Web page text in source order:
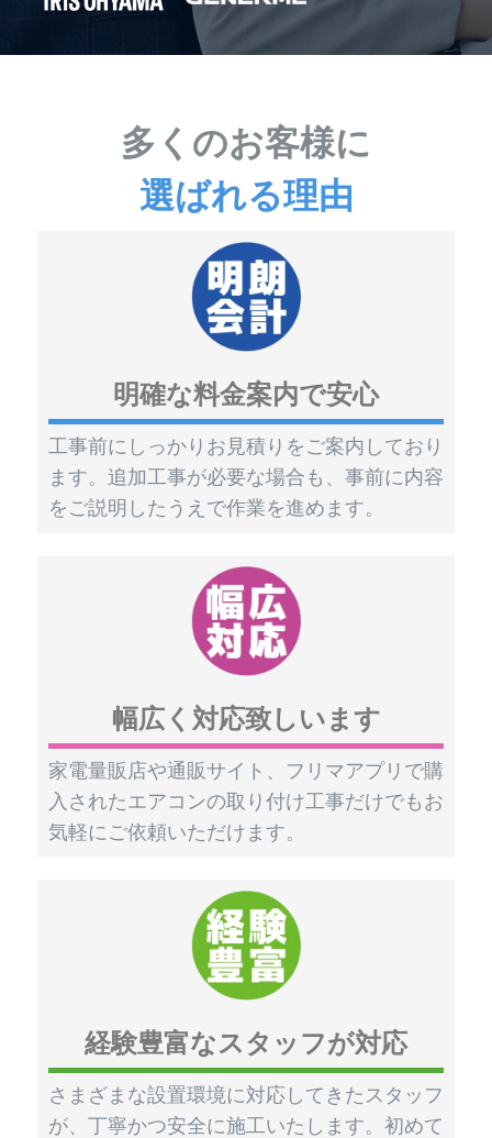
多くのお客様に
選ばれる理由
明確な料金案内で安心
工事前にしっかりお見積りをご案内しており
ます。追加工事が必要な場合も、事前に内容
をご説明したうえで作業を進めます。
幅広く対応致しいます
家電量販店や通販サイト、フリマアプリで購
入されたエアコンの取り付け工事だけでもお
気軽にご依頼いただけます。
経験豊富なスタッフが対応
さまざまな設置環境に対応してきたスタッフ
が、丁寧かつ安全に施工いたします。初めて